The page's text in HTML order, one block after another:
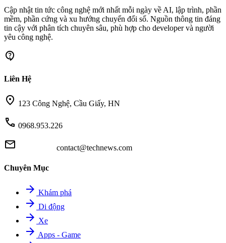
Cập nhật tin tức công nghệ mới nhất mỗi ngày về AI, lập trình, phần
mềm, phần cứng và xu hướng chuyển đổi số. Nguồn thông tin đáng
tin cậy với phân tích chuyên sâu, phù hợp cho developer và người
yêu công nghệ.
contact_support
Liên Hệ
location_on 123 Công Nghệ, Cầu Giấy, HN
call 0968.953.226
mail contact@technews.com
Chuyên Mục
arrow_forward Khám phá
arrow_forward Di động
arrow_forward Xe
arrow_forward Apps - Game